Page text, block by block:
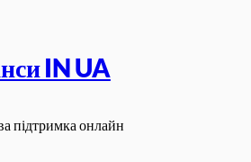
IN UA
підтримка онлайн